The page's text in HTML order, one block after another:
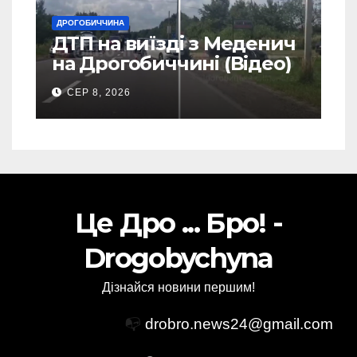
ДРОГОБИЧЧИНА
ДТП на виїзді з Меденич
на Дрогобиччині (Відео)
СЕР 8, 2026
Це Дро ... Бро! -
Drogobychyna
Дізнайся новини першим!
📭 drobro.news24@gmail.com